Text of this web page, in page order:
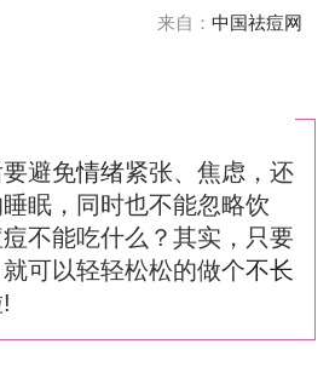
来自： 中国祛痘网
避免情绪紧张、焦虑，还
眠，同时也不能忽略饮
痘不能吃什么？其实，只要
可以轻轻松松的做个不长